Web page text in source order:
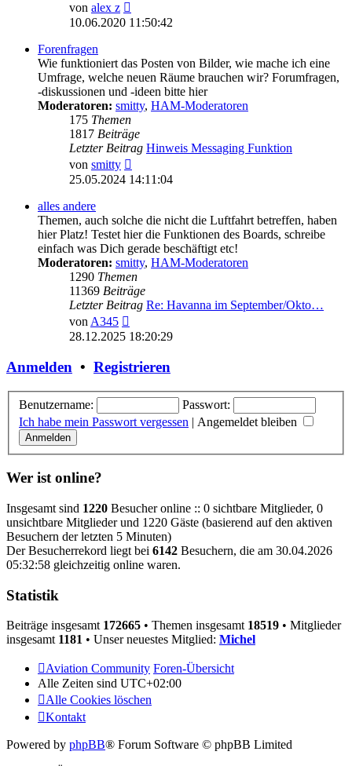
von alex z
Beitrag
10.06.2020 11:50:42
Forenfragen
Wie funktioniert das Posten von Bilder, wie mache ich eine
Umfrage, welche neuen Räume brauchen wir? Forumfragen,
-diskussionen und -ideen bitte hier
Moderatoren: smitty, HAM-Moderatoren
175 Themen
1817 Beiträge
Letzter Beitrag Hinweis Messaging Funktion
von smitty
Beitrag
25.05.2024 14:11:04
alles andere
Themen, auch solche die nicht die Luftfahrt betreffen, haben
hier Platz! Testet hier die Funktionen des Boards, schreibe
einfach was Dich gerade beschäftigt etc!
Moderatoren: smitty, HAM-Moderatoren
1290 Themen
11369 Beiträge
Letzter Beitrag Re: Havanna im September/Okto…
vonA345
Beitrag
28.12.2025 18:20:29
Anmelden • Registrieren
Benutzername:
Passwort:
Ich habe mein Passwort vergessen | Angemeldet bleiben
Wer ist online?
Insgesamt sind 1220 Besucher online :: 0 sichtbare Mitglieder, 0
unsichtbare Mitglieder und 1220 Gäste (basierend auf den aktiven
Besuchern der letzten 5 Minuten)
Der Besucherrekord liegt bei 6142 Besuchern, die am 30.04.2026
05:32:58 gleichzeitig online waren.
Statistik
Beiträge insgesamt 172665 • Themen insgesamt 18519 • Mitglieder
insgesamt 1181 • Unser neuestes Mitglied: Michel
Aviation Community Foren-Übersicht
Alle Zeiten sind UTC+02:00
Alle Cookies löschen
Kontakt
Powered by phpBB® Forum Software © phpBB Limited